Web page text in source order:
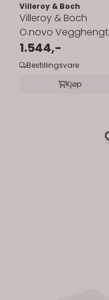
Villeroy & Boch
Villeroy & Boch
O.novo Vegghengt
Servant 55x44 cm
1.544,-
Bestillingsvare
Kjøp